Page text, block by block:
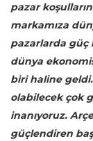
pazar
markamıza
pazarlarda güç
dünya
biri haline
olabilecek çok
inanıyoruz.
güçlendiren